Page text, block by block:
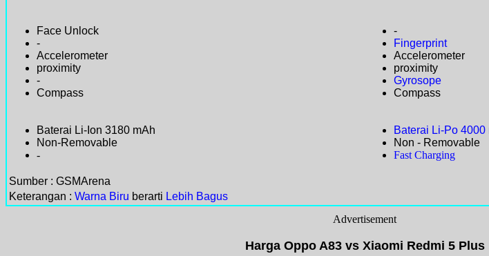
Face Unlock
-
Accelerometer
proximity
-
Compass
-
Fingerprint
Accelerometer
proximity
Gyrosope
Compass
Baterai Li-Ion 3180 mAh
Non-Removable
-
Baterai Li-Po 4000
Non - Removable
Fast Charging
Sumber : GSMArena
Keterangan : Warna Biru berarti Lebih Bagus
Advertisement
Harga Oppo A83 vs Xiaomi Redmi 5 Plus